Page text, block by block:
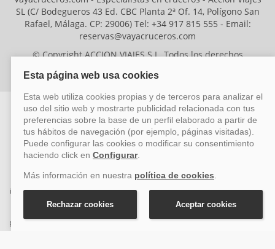
SL (C/ Bodegueros 43 Ed. CBC Planta 2ª Of. 14, Polígono San
Rafael, Málaga. CP: 29006) Tel: +34 917 815 555 - Email:
reservas@vayacruceros.com
© Copyright ACCION VIAJES S.L. Todos los derechos
ACCION VIAJES SL ha sido beneficiaria del Fondo Europeo de Desarrollo
Regional (FEDER), cuyo objetivo es mejorar la competitividad de las pymes
mediante el impulso de la innovación, el desarrollo tecnológico, la
investigación de calidad y el uso seguro y fiable del ciberespacio. Gracias a
esta financiación, la empresa ha puesto en marcha un Plan de Acción
durante el año 2026 para reforzar su competitividad empresarial,
promoviendo la innovación y la ciberseguridad. Para ello, ha contado con el